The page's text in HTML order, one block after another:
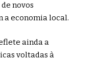
novos
a economia local.
ainda a
voltadas à